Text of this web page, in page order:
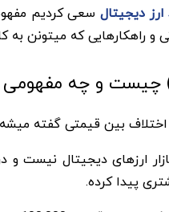
دیجیتال سعی کردیم
و راهکارهایی که
بین قیمتی گفته میشه
ارزهای دیجیتال نیست و
پیدا کرده.